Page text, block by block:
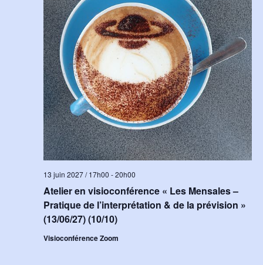
Atelier en visioconférence « Les Mensales –
Pratique de l’interprétation & de la prévision »
(13/06/27) (10/10)
13 juin 2027 / 17h00 -20h00
Visioconférence Zoom